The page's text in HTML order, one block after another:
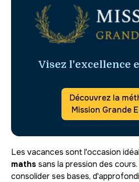
Visez l'excellence
Découvrez la
Mission Grande
Les vacances sont l'occasion
maths sans la pression des cours.
consolider ses bases,